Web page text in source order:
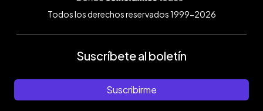
Todos los derechos reservados 1999-2026
Suscríbete al boletín
Suscribirme